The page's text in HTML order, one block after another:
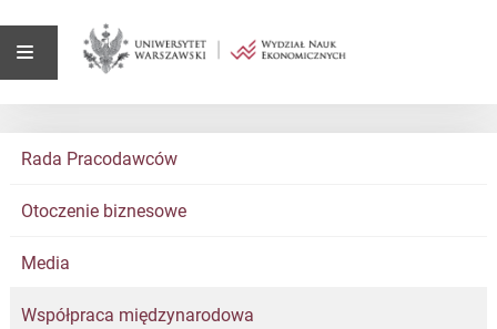
Rada Pracodawców
Otoczenie biznesowe
Media
Współpraca międzynarodowa